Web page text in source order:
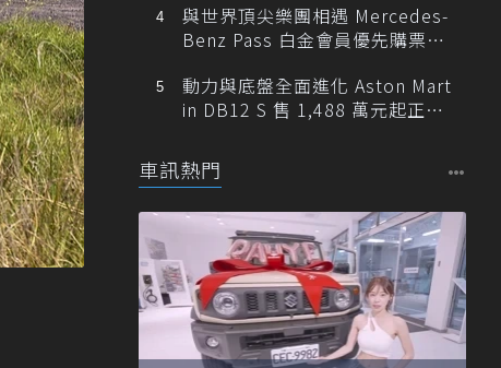
與世界頂尖樂團相遇 Mercedes-
Benz Pass 白金會員優先購票維
動力與底盤全面進化 Aston Mart
in DB12 S 售 1,488 萬元起正式
車訊熱門